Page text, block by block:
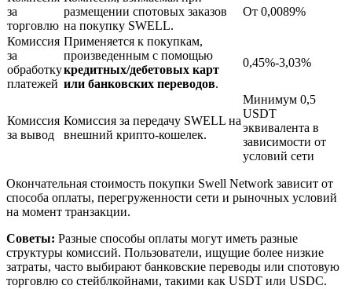
Получите долгосрочную прибыль и гибкие проценты
за
торговлю
размещении спотовых заказов
на покупку SWELL.
От 0,0089%
Комиссия
за
обработку
платежей
Применяется к покупкам,
произведенным с помощью
кредитных/дебетовых карт
или банковских переводов.
0,45%-3,03%
Комиссия
за вывод
Комиссия за передачу SWELL на
внешний крипто-кошелек.
Минимум 0,5
USDT
эквивалента в
зависимости от
условий сети
Окончательная стоимость покупки Swell Network зависит от
способа оплаты, перегруженности сети и рыночных условий
на момент транзакции.
Советы: Разные способы оплаты могут иметь разные
структуры комиссий. Пользователи, ищущие более низкие
затраты, часто выбирают банковские переводы или спотовую
торговлю со стейблкойнами, такими как USDT или USDC.